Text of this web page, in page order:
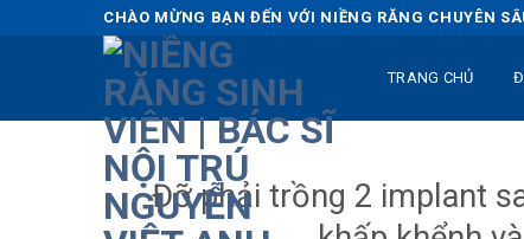
to
CHÀO MỪNG BẠN ĐẾN VỚI NIỀNG RĂNG CHUYÊN
TRANG CHỦ
Đỡ phải trồng 2 implant